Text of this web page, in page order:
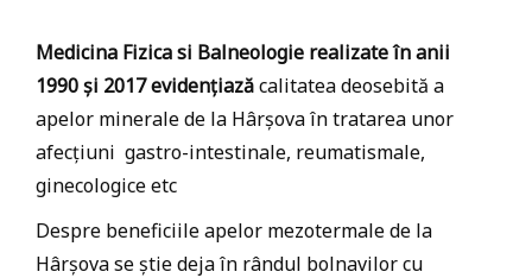
Medicina Fizica si Balneologie realizate în anii
1990 și 2017 evidențiazăcalitatea deosebită a
apelor minerale de la Hârșova în tratarea unor
afecțiuni gastro-intestinale, reumatismale,
ginecologice etc
Despre beneficiile apelor mezotermale de la
Hârșova se știe deja în rândul bolnavilor cu